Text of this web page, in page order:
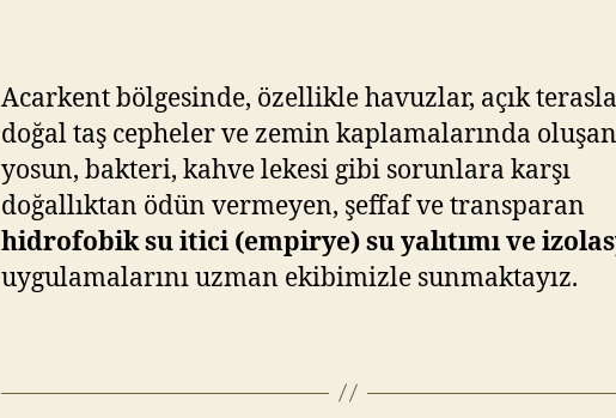
Acarkent bölgesinde, özellikle havuzlar, açık
doğal taş cepheler ve zemin kaplamalarında oluşan
yosun, bakteri, kahve lekesi gibi sorunlara karşı
doğallıktan ödün vermeyen, şeffaf ve transparan
hidrofobik su itici (empirye) su yalıtımı ve
uygulamalarını uzman ekibimizle sunmaktayız.